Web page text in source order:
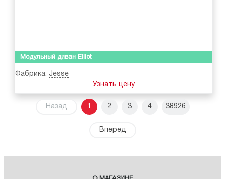
Модульный диван Elliot
Фабрика: Jesse
Узнать цену
Назад 1 2 3 4 38926
Вперед